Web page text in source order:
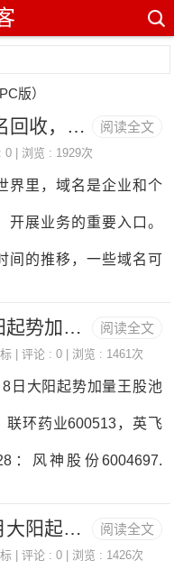
版）
阅读全文
费域名变现
0 | 浏览 : 1929次
界里，域名是企业和个
开展业务的重要入口。
间的推移，一些域名可
。这时，高价域名回
行回收。一、高价域名
回收主要针对那些具有
阅读全文
6月27日-7月8日大阳起势加量王股池
| 评论 : 0 | 浏览 : 1461次
日大阳起势加量王股池
联环药业600513，英飞
：风神股份6004697.
重002523近期比较看好
阅读全文
6月1日-6月24日本月大阳起势加量王股池
| 评论 : 0 | 浏览 : 1426次